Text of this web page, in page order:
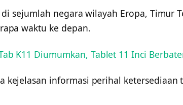
sejumlah negara wilayah Eropa, Timur
waktu ke depan.
K11 Diumumkan, Tablet 11 Inci
kejelasan informasi perihal ketersediaan